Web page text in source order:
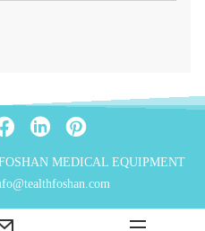
MEDICAL EQUIPMENT